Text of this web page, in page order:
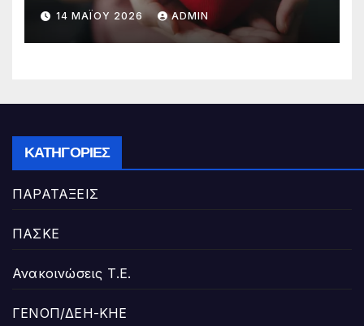
14 ΜΑΪ́ΟΥ 2026 ADMIN
ΚΑΤΗΓΟΡΊΕΣ
ΠΑΡΑΤΑΞΕΙΣ
ΠΑΣΚΕ
Ανακοινώσεις Τ.Ε.
ΓΕΝΟΠ/ΔΕΗ-ΚΗΕ